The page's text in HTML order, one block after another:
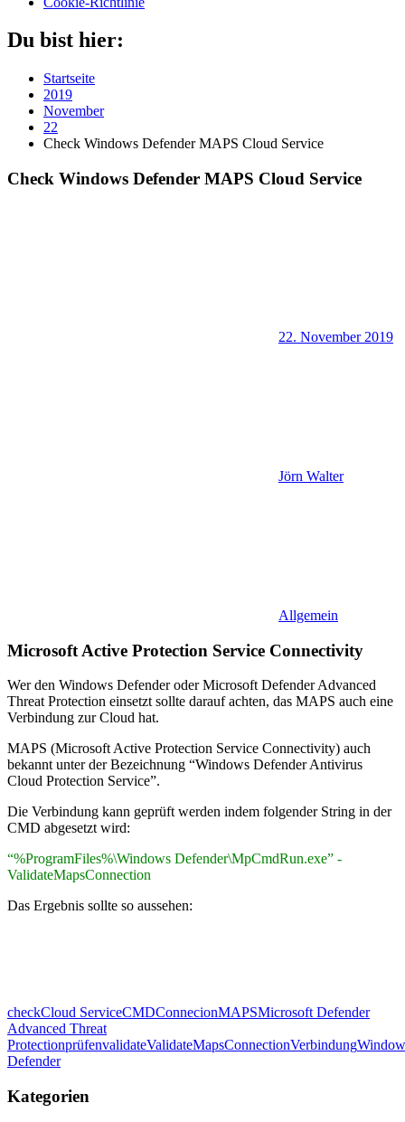
Du bist hier:
Startseite
2019
November
22
Check Windows Defender MAPS Cloud Service
Check Windows Defender MAPS Cloud Service
22. November 2019
Jörn Walter
Allgemein
Microsoft Active Protection Service Connectivity
Wer den Windows Defender oder Microsoft Defender Advanced
Threat Protection einsetzt sollte darauf achten, das MAPS auch eine
Verbindung zur Cloud hat.
MAPS (Microsoft Active Protection Service Connectivity) auch
bekannt unter der Bezeichnung “Windows Defender Antivirus
Cloud Protection Service”.
Die Verbindung kann geprüft werden indem folgender String in der
CMD abgesetzt wird:
“%ProgramFiles%\Windows Defender\MpCmdRun.exe” -
ValidateMapsConnection
Das Ergebnis sollte so aussehen:
checkCloud ServiceCMDConnecionMAPSMicrosoft Defender
Advanced Threat
ProtectionprüfenvalidateValidateMapsConnectionVerbindung
Defender
Kategorien